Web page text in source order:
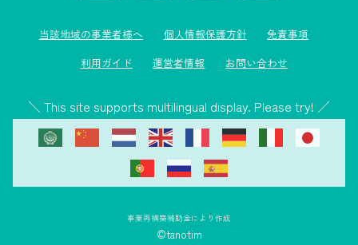
当該地域の事業者様へ 個人情報保護方針
免責事項
利用ガイド
運営者情報 お問い合わせ
＼ This site supports multilingual display. Please try! ／
事業再構築補助金により作成
©tanotim